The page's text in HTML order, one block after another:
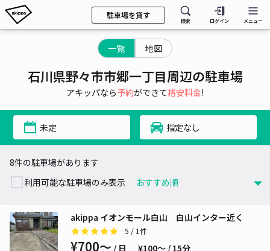
駐車場を貸す
検索 ログイン メニュー
一覧 地図
石川県野々市市郷一丁目周辺の駐車場
アキッパなら予約ができて格安料金!
未定 指定なし
8件の駐車場があります
利用可能な駐車場のみ表示
akippa イオンモール白山 白山インター近く
5 / 1件
¥700〜 / 日 ¥100〜 / 15分